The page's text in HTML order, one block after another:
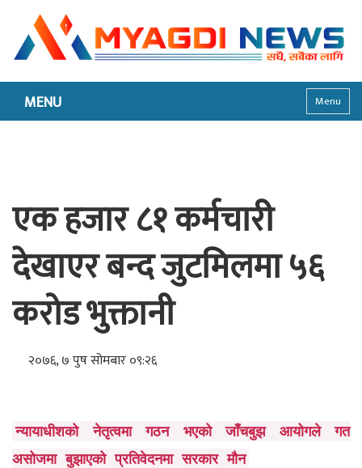
MENU Menu
एक हजार ८१ कर्मचारी
देखाएर बन्द जुटमिलमा ५६
करोड भुक्तानी
२०७६, ७ पुष सोमबार ०९:२६
न्यायाधीशको नेतृत्वमा गठन भएको जाँचबुझ आयोगले गत
असोजमा बुझाएको प्रतिवेदनमा सरकार मौन